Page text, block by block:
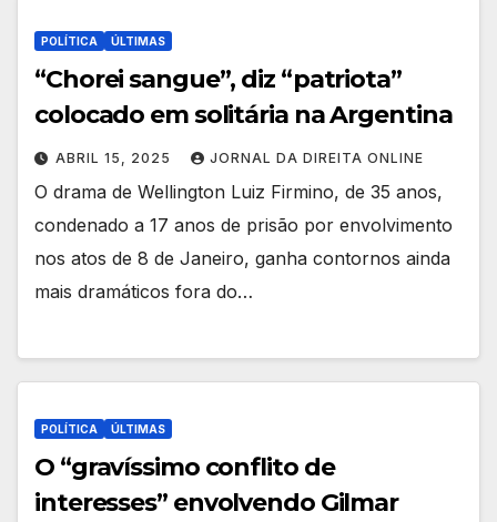
POLÍTICA ÚLTIMAS
“Chorei sangue”, diz “patriota”
colocado em solitária na Argentina
ABRIL 15, 2025 JORNAL DA DIREITA ONLINE
O drama de Wellington Luiz Firmino, de 35 anos,
condenado a 17 anos de prisão por envolvimento
nos atos de 8 de Janeiro, ganha contornos ainda
mais dramáticos fora do…
POLÍTICA ÚLTIMAS
O “gravíssimo conflito de
interesses” envolvendo Gilmar